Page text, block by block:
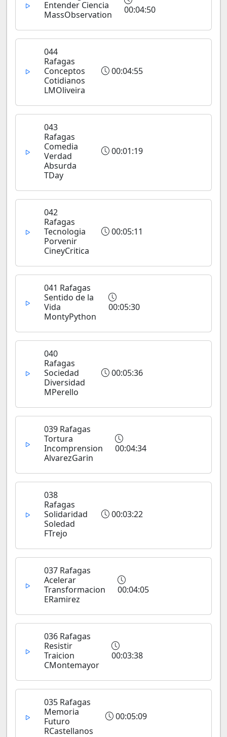
Entender Ciencia
MassObservation
00:04:50
044
Rafagas
Conceptos
Cotidianos
LMOliveira
00:04:55
043
Rafagas
Comedia
Verdad
Absurda
TDay
00:01:19
042
Rafagas
Tecnologia
Porvenir
CineyCritica
00:05:11
041 Rafagas
Sentido de la
Vida
MontyPython
00:05:30
040
Rafagas
Sociedad
Diversidad
MPerello
00:05:36
039 Rafagas
Tortura
Incomprension
AlvarezGarin
00:04:34
038
Rafagas
Solidaridad
Soledad
FTrejo
00:03:22
037 Rafagas
Acelerar
Transformacion
ERamirez
00:04:05
036 Rafagas
Resistir
Traicion
CMontemayor
00:03:38
035 Rafagas
Memoria
Futuro
RCastellanos
00:05:09